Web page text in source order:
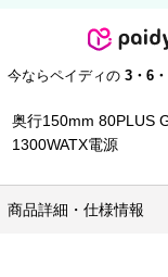
今ならペイディの 3・6
奥行150mm 80PLUS
1300WATX電源
商品詳細・仕様情報